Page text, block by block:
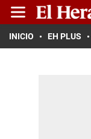
INICIO EH PLUS